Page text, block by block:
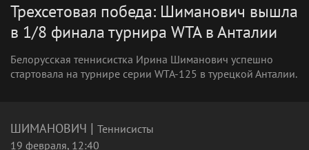
Трехсетовая победа: Шиманович вышла
в 1/8 финала турнира WTA в Анталии
Белорусская теннисистка Ирина Шиманович успешно
стартовала на турнире серии WTA-125 в турецкой Анталии.
ШИМАНОВИЧ | Теннисисты
19 февраля, 12:40